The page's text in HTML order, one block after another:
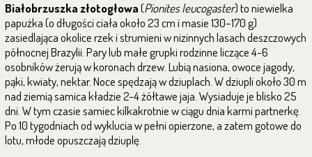
Białobrzuszka złotogłowa(Pionites leucogaster) to niewielka
papużka (o długości ciała około 23 cm i masie 130–170 g)
zasiedlająca okolice rzek i strumieni w nizinnych lasach deszczowych
północnej Brazylii. Pary lub małe grupki rodzinne liczące 4-6
osobników żerują w koronach drzew. Lubią nasiona, owoce jagody,
pąki, kwiaty, nektar. Noce spędzają w dziuplach. W dziupli około 30 m
nad ziemią samica kładzie 2-4 żółtawe jaja. Wysiaduje je blisko 25
dni. W tym czasie samiec kilkakrotnie w ciągu dnia karmi partnerkę.
Po 10 tygodniach od wyklucia w pełni opierzone, a zatem gotowe do
lotu, młode opuszczają dziuplę.